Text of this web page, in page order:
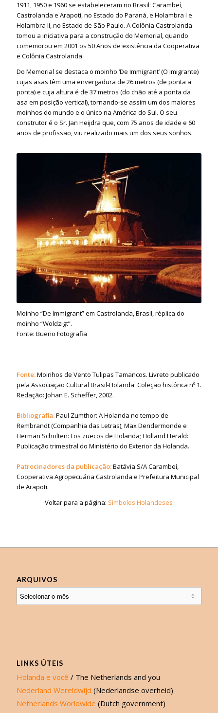
1911, 1950 e 1960 se estabeleceram no Brasil: Carambeí,
Castrolanda e Arapoti, no Estado do Paraná, e Holambra l e
Holambra II, no Estado de São Paulo. A Colônia Castrolanda
tomou a iniciativa para a construção do Memorial, quando
comemorou em 2001 os 50 Anos de existência da Cooperativa
e Colônia Castrolanda.
Do Memorial se destaca o moinho ‘De Immigrant’ (O Imigrante)
cujas asas têm uma envergadura de 26 metros (de ponta a
ponta) e cuja altura é de 37 metros (do chão até a ponta da
asa em posição vertical), tornando-se assim um dos maiores
moinhos do mundo e o único na América do Sul. O seu
construtor é o Sr. Jan Heijdra que, com 75 anos de idade e 60
anos de profissão, viu realizado mais um dos seus sonhos.
Moinho “De Immigrant” em Castrolanda, Brasil, réplica do
moinho “Woldzigt”.
Fonte: Bueno Fotografia
Fonte:Moinhos de Vento Tulipas Tamancos. Livreto publicado
pela Associação Cultural Brasil-Holanda. Coleção histórica nº 1.
Redação: Johan E. Scheffer, 2002.
Bibliografia:Paul Zumthor: A Holanda no tempo de
Rembrandt (Companhia das Letras); Max Dendermonde e
Herman Scholten: Los zuecos de Holanda; Holland Herald:
Publicação trimestral do Ministério do Exterior da Holanda.
Patrocinadores da publicação:Batávia S/A Carambeí,
Cooperativa Agropecuária Castrolanda e Prefeitura Municipal
de Arapoti.
Voltar para a página: Símbolos Holandeses
ARQUIVOS
LINKS ÚTEIS
Holanda e você / The Netherlands and you
Nederland Wereldwijd (Nederlandse overheid)
Netherlands Worldwide (Dutch government)